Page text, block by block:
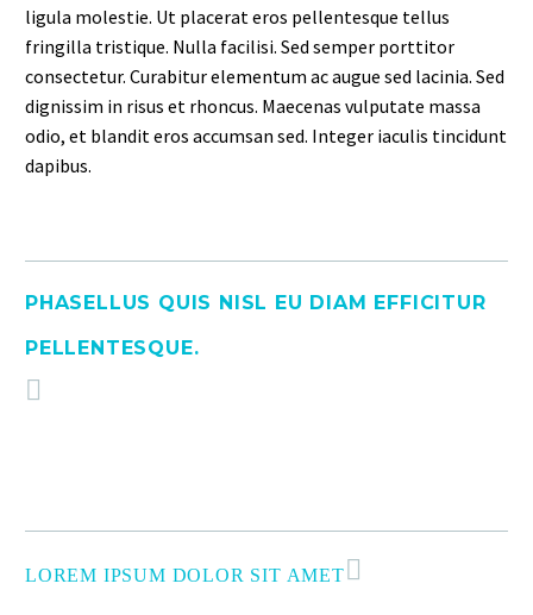
ligula molestie. Ut placerat eros pellentesque tellus
fringilla tristique. Nulla facilisi. Sed semper porttitor
consectetur. Curabitur elementum ac augue sed lacinia. Sed
dignissim in risus et rhoncus. Maecenas vulputate massa
odio, et blandit eros accumsan sed. Integer iaculis tincidunt
dapibus.
PHASELLUS QUIS NISL EU DIAM EFFICITUR
PELLENTESQUE.
LOREM IPSUM DOLOR SIT AMET